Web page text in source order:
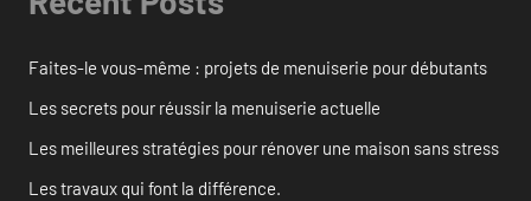
Faites-le vous-même : projets de menuiserie pour débutants
Les secrets pour réussir la menuiserie actuelle
Les meilleures stratégies pour rénover une maison sans stress
Les travaux qui font la différence.